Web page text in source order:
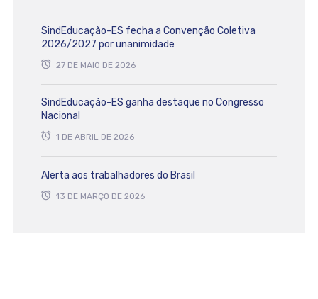
SindEducação-ES fecha a Convenção Coletiva
2026/2027 por unanimidade
27 DE MAIO DE 2026
SindEducação-ES ganha destaque no Congresso
Nacional
1 DE ABRIL DE 2026
Alerta aos trabalhadores do Brasil
13 DE MARÇO DE 2026